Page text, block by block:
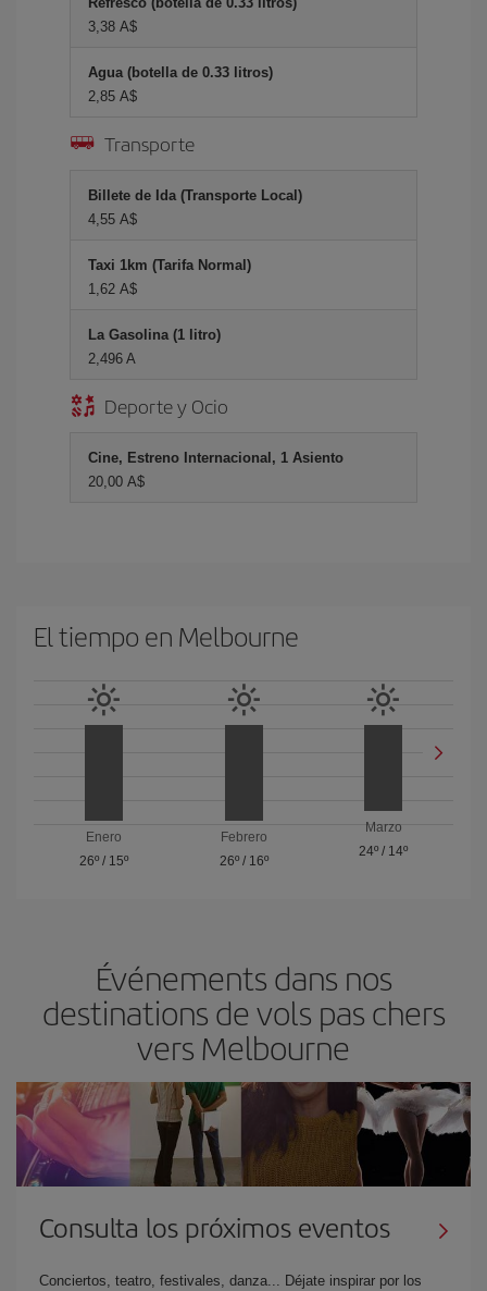
3,38 A$
Agua (botella de 0.33 litros)
2,85 A$
Transporte
Billete de Ida (Transporte Local)
4,55 A$
Taxi 1km (Tarifa Normal)
1,62 A$
La Gasolina (1 litro)
2,496 A
Deporte y Ocio
Cine, Estreno Internacional, 1 Asiento
20,00 A$
El tiempo en Melbourne
Enero
26º/ 15º
Febrero
26º/ 16º
Marzo
24º / 14º
Événements dans nos
destinations de vols pas chers
vers Melbourne
Consulta los próximos eventos
Conciertos, teatro, festivales, danza... Déjate inspirar por los